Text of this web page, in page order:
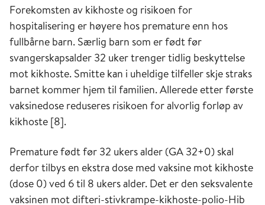
Forekomsten av kikhoste og risikoen for
hospitalisering er høyere hos premature enn hos
fullbårne barn. Særlig barn som er født før
svangerskapsalder 32 uker trenger tidlig beskyttelse
mot kikhoste. Smitte kan i uheldige tilfeller skje straks
barnet kommer hjem til familien. Allerede etter første
vaksinedose reduseres risikoen for alvorlig forløp av
kikhoste [8].
Premature født før 32 ukers alder (GA 32+0) skal
derfor tilbys en ekstra dose med vaksine mot kikhoste
(dose 0) ved 6 til 8 ukers alder. Det er den seksvalente
vaksinen mot difteri-stivkrampe-kikhoste-polio-Hib